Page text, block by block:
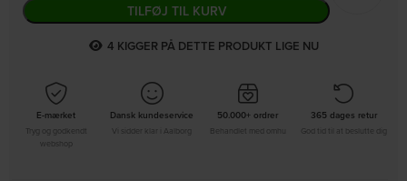
TILFØJ TIL KURV
3 KIGGER PÅ DETTE PRODUKT LIGE NU
E-mærket
Tryg og godkendt
Dansk kundeservice
Vi sidder klar i Aalborg
50.000+ ordrer
Behandlet med omhu
365 dages retur
God tid til at beslutte dig